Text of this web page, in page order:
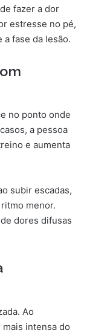
fazer a dor
estresse no pé,
fase da lesão.
no ponto onde
a pessoa
e aumenta
subir escadas,
menor.
dores difusas
Ao
intensa do